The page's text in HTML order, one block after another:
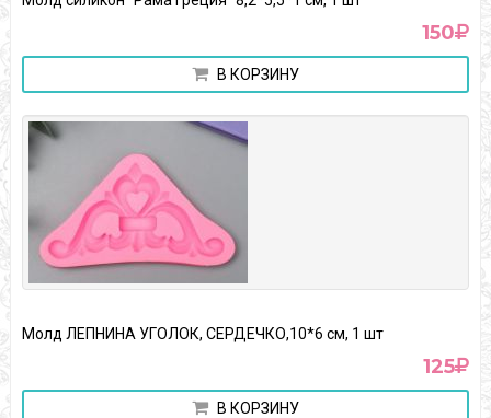
150
В КОРЗИНУ
Молд ЛЕПНИНА УГОЛОК, СЕРДЕЧКО,10*6 см, 1 шт
125
В КОРЗИНУ